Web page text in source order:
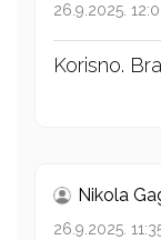
26.9.2025.
Korisno.
Nikola
26.9.2025.